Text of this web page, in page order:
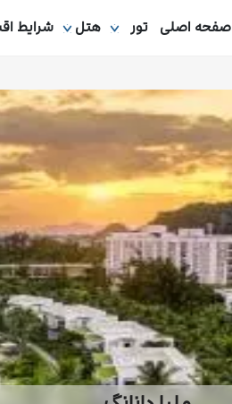
صفحه اصلی تور هتل شرایط